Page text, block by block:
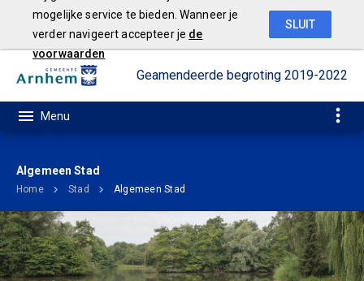
Geamendeerde begroting 2019-2022
Algemeen Stad
Home Stad Algemeen Stad
mogelijke service te bieden. Wanneer je
verder navigeert accepteer je de
voorwaarden
SLUIT